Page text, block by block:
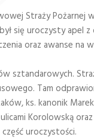
Straży Pożarnej
się uroczysty apel
oraz awanse na
sztandarowych.
Tam
ks. kanonik
Korolowską
uroczystości.